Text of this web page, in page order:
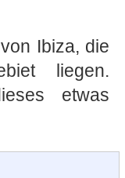
Ibiza, die
liegen.
etwas